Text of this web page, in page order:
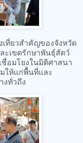
เที่ยวสำคัญของจังหวัด
ะเขตรักษาพันธุ์สัตว์
ชื่อมโยงในมิติศาสนา
ให้แก่พื้นที่และ
งทั่วถึง